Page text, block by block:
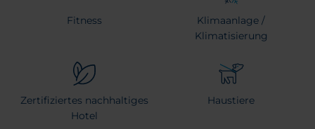
Fitness
Klimaanlage /
Klimatisierung
Zertifiziertes nachhaltiges
Hotel
Haustiere